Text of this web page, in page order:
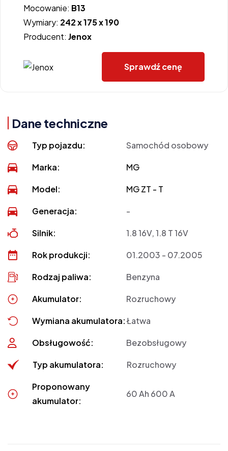
Mocowanie: B13
Wymiary: 242 x 175 x 190
Producent: Jenox
Sprawdź cenę
Dane techniczne
Typ pojazdu: Samochód osobowy
Marka: MG
Model: MG ZT - T
Generacja: -
Silnik: 1.8 16V, 1.8 T 16V
Rok produkcji: 01.2003 - 07.2005
Rodzaj paliwa: Benzyna
Akumulator: Rozruchowy
Wymiana akumulatora:Łatwa
Obsługowość: Bezobsługowy
Typ akumulatora: Rozruchowy
Proponowany
akumulator:
60 Ah 600 A